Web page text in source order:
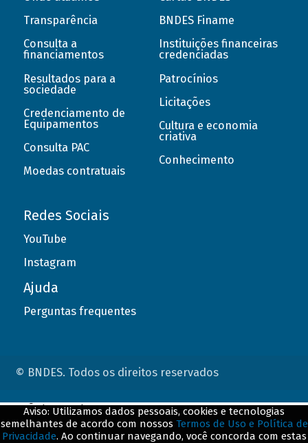
Transparência
Consulta a
financiamentos
Resultados para a
sociedade
Credenciamento de
Equipamentos
Consulta PAC
Moedas contratuais
BNDES Finame
Instituições financeiras
credenciadas
Patrocínios
Licitações
Cultura e economia
criativa
Conhecimento
Redes Sociais
YouTube
Instagram
Ajuda
Perguntas frequentes
© BNDES. Todos os direitos reservados
Aviso: Utilizamos dados pessoais, cookies e tecnologias
semelhantes de acordo com nossos Termos de Uso e Política de
Privacidade. Ao continuar navegando, você concorda com estas
ConteÃºdo complementar
${title}${badge}